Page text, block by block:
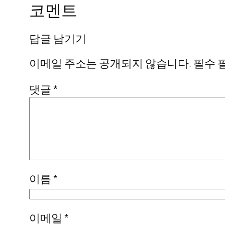
코멘트
답글 남기기
이메일 주소는 공개되지 않습니다. 필수
댓글*
이름*
이메일 *